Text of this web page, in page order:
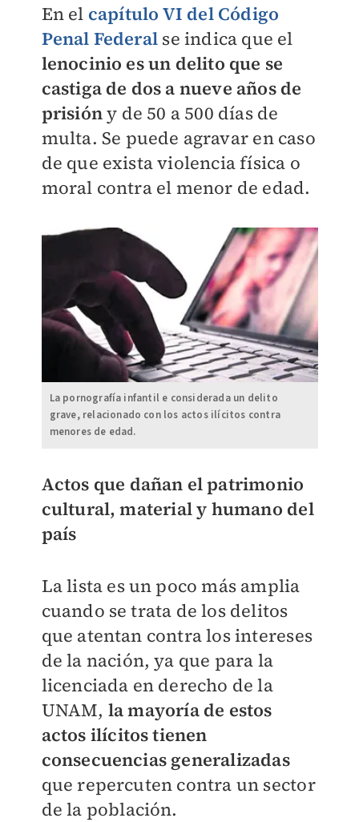
En el capítulo VI del Código
Penal Federal se indica que el
lenocinio es un delito que se
castiga de dos a nueve años de
prisióny de 50 a 500 días de
multa. Se puede agravar en caso
de que exista violencia física o
moral contra el menor de edad.
La pornografía infantil e considerada un delito
grave, relacionado con los actos ilícitos contra
menores de edad.
Actos que dañan el patrimonio
cultural, material y humano del
país
La lista es un poco más amplia
cuando se trata de los delitos
que atentan contra los intereses
de la nación, ya que para la
licenciada en derecho de la
UNAM, la mayoría de estos
actos ilícitos tienen
consecuencias generalizadas
que repercuten contra un sector
de la población.